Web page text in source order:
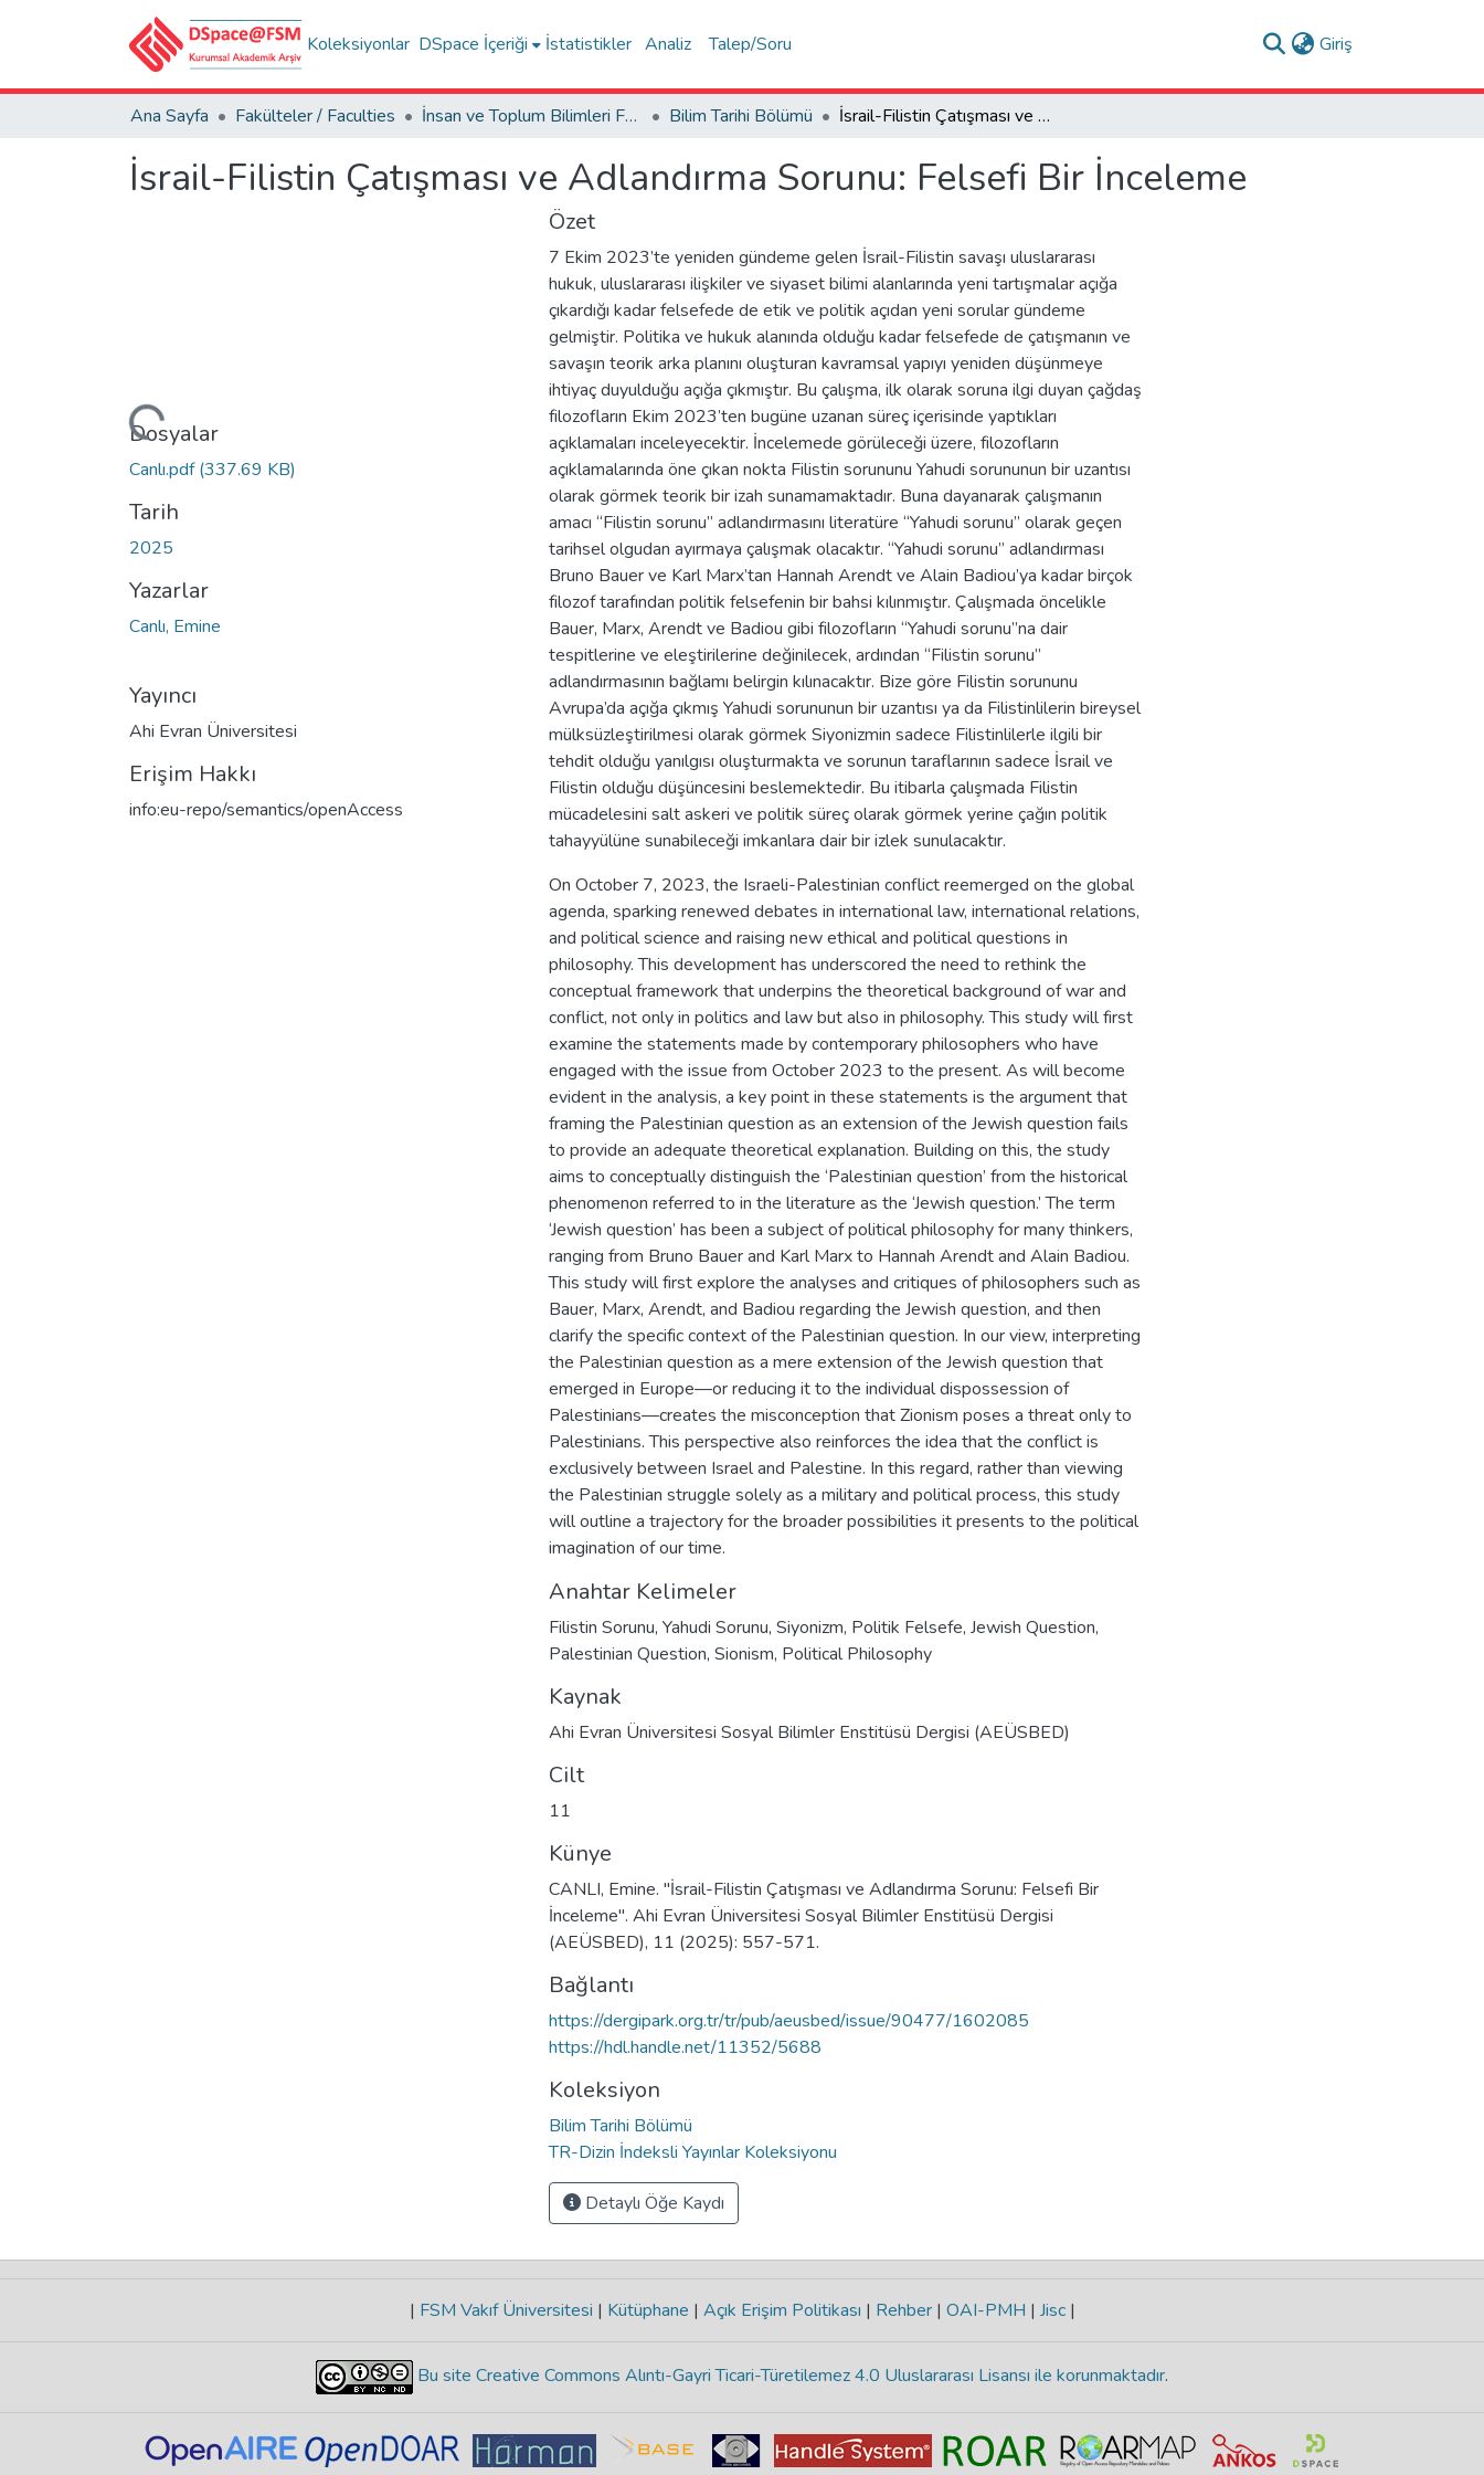
Koleksiyonlar DSpace İçeriği İstatistikler Analiz Talep/Soru Giriş
Ana Sayfa Fakülteler / Faculties İnsan ve Toplum Bilimleri Fakültesi / Faculty of Humanities and Social Sciences Bilim Tarihi Bölümü İsrail-Filistin Çatışması ve Adlandırma Sorunu: Felsefi Bir İnceleme
İsrail-Filistin Çatışması ve Adlandırma Sorunu: Felsefi Bir İnceleme
Yükleniyor...
Dosyalar
Canlı.pdf(337.69 KB)
Tarih
2025
Yazarlar
Canlı, Emine
Yayıncı
Ahi Evran Üniversitesi
Erişim Hakkı
info:eu-repo/semantics/openAccess
Özet
7 Ekim 2023’te yeniden gündeme gelen İsrail-Filistin savaşı uluslararası
hukuk, uluslararası ilişkiler ve siyaset bilimi alanlarında yeni tartışmalar açığa
çıkardığı kadar felsefede de etik ve politik açıdan yeni sorular gündeme
gelmiştir. Politika ve hukuk alanında olduğu kadar felsefede de çatışmanın ve
savaşın teorik arka planını oluşturan kavramsal yapıyı yeniden düşünmeye
ihtiyaç duyulduğu açığa çıkmıştır. Bu çalışma, ilk olarak soruna ilgi duyan çağdaş
filozofların Ekim 2023’ten bugüne uzanan süreç içerisinde yaptıkları
açıklamaları inceleyecektir. İncelemede görüleceği üzere, filozofların
açıklamalarında öne çıkan nokta Filistin sorununu Yahudi sorununun bir uzantısı
olarak görmek teorik bir izah sunamamaktadır. Buna dayanarak çalışmanın
amacı “Filistin sorunu” adlandırmasını literatüre “Yahudi sorunu” olarak geçen
tarihsel olgudan ayırmaya çalışmak olacaktır. “Yahudi sorunu” adlandırması
Bruno Bauer ve Karl Marx’tan Hannah Arendt ve Alain Badiou’ya kadar birçok
filozof tarafından politik felsefenin bir bahsi kılınmıştır. Çalışmada öncelikle
Bauer, Marx, Arendt ve Badiou gibi filozofların “Yahudi sorunu”na dair
tespitlerine ve eleştirilerine değinilecek, ardından “Filistin sorunu”
adlandırmasının bağlamı belirgin kılınacaktır. Bize göre Filistin sorununu
Avrupa’da açığa çıkmış Yahudi sorununun bir uzantısı ya da Filistinlilerin bireysel
mülksüzleştirilmesi olarak görmek Siyonizmin sadece Filistinlilerle ilgili bir
tehdit olduğu yanılgısı oluşturmakta ve sorunun taraflarının sadece İsrail ve
Filistin olduğu düşüncesini beslemektedir. Bu itibarla çalışmada Filistin
mücadelesini salt askeri ve politik süreç olarak görmek yerine çağın politik
tahayyülüne sunabileceği imkanlara dair bir izlek sunulacaktır.
On October 7, 2023, the Israeli-Palestinian conflict reemerged on the global
agenda, sparking renewed debates in international law, international relations,
and political science and raising new ethical and political questions in
philosophy. This development has underscored the need to rethink the
conceptual framework that underpins the theoretical background of war and
conflict, not only in politics and law but also in philosophy. This study will first
examine the statements made by contemporary philosophers who have
engaged with the issue from October 2023 to the present. As will become
evident in the analysis, a key point in these statements is the argument that
framing the Palestinian question as an extension of the Jewish question fails
to provide an adequate theoretical explanation. Building on this, the study
aims to conceptually distinguish the ‘Palestinian question’ from the historical
phenomenon referred to in the literature as the ‘Jewish question.’ The term
‘Jewish question’ has been a subject of political philosophy for many thinkers,
ranging from Bruno Bauer and Karl Marx to Hannah Arendt and Alain Badiou.
This study will first explore the analyses and critiques of philosophers such as
Bauer, Marx, Arendt, and Badiou regarding the Jewish question, and then
clarify the specific context of the Palestinian question. In our view, interpreting
the Palestinian question as a mere extension of the Jewish question that
emerged in Europe—or reducing it to the individual dispossession of
Palestinians—creates the misconception that Zionism poses a threat only to
Palestinians. This perspective also reinforces the idea that the conflict is
exclusively between Israel and Palestine. In this regard, rather than viewing
the Palestinian struggle solely as a military and political process, this study
will outline a trajectory for the broader possibilities it presents to the political
imagination of our time.
Anahtar Kelimeler
Filistin Sorunu, Yahudi Sorunu, Siyonizm, Politik Felsefe, Jewish Question,
Palestinian Question, Sionism, Political Philosophy
Kaynak
Ahi Evran Üniversitesi Sosyal Bilimler Enstitüsü Dergisi (AEÜSBED)
Cilt
11
Künye
CANLI, Emine. "İsrail-Filistin Çatışması ve Adlandırma Sorunu: Felsefi Bir
İnceleme". Ahi Evran Üniversitesi Sosyal Bilimler Enstitüsü Dergisi
(AEÜSBED), 11 (2025): 557-571.
Bağlantı
https://dergipark.org.tr/tr/pub/aeusbed/issue/90477/1602085
https://hdl.handle.net/11352/5688
Koleksiyon
Bilim Tarihi Bölümü
TR-Dizin İndeksli Yayınlar Koleksiyonu
Detaylı Öğe Kaydı
| FSM Vakıf Üniversitesi | Kütüphane | Açık Erişim Politikası | Rehber | OAI-PMH | Jisc |
Bu site Creative Commons Alıntı-Gayri Ticari-Türetilemez 4.0 Uluslararası Lisansı ile korunmaktadır.